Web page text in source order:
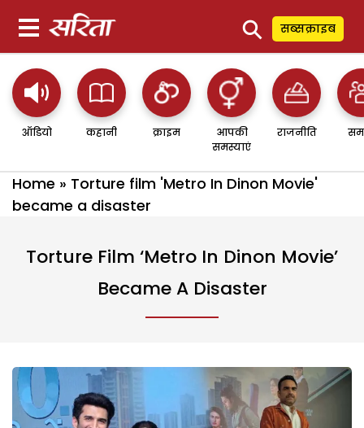
⚲ सब्सक्राइब
ऑडियो कहानी क्राइम
आपकी
समस्याएं
राजनीति
Home » Torture film 'Metro In Dinon Movie'
became a disaster
Torture Film ‘Metro In Dinon Movie’
Became A Disaster